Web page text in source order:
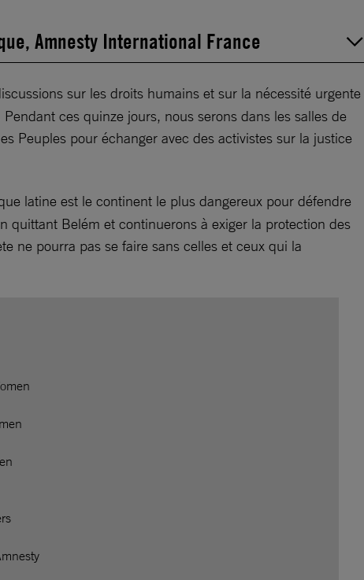
Amnesty International France
sur les droits humains et sur la nécessité urgente
ces quinze jours, nous serons dans les salles de
Peuples pour échanger avec des activistes sur la justice
latine est le continent le plus dangereux pour défendre
quittant Belém et continuerons à exiger la protection des
ne pourra pas se faire sans celles et ceux qui la